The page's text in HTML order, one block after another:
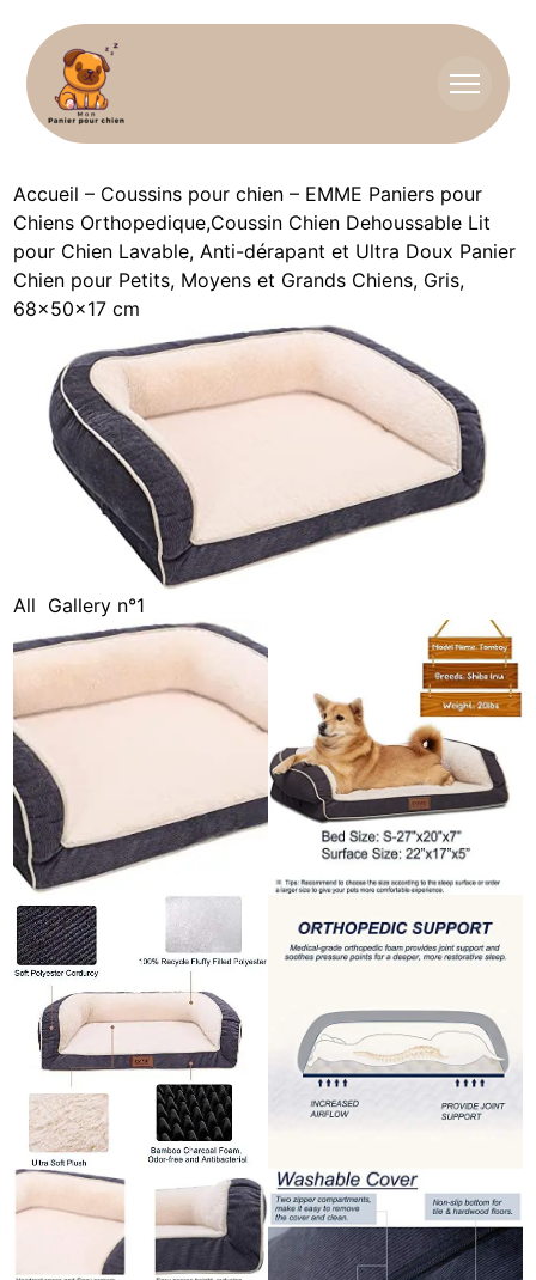
Accueil – Coussins pour chien – EMME Paniers pour
Chiens Orthopedique,Coussin Chien Dehoussable Lit
pour Chien Lavable, Anti-dérapant et Ultra Doux Panier
Chien pour Petits, Moyens et Grands Chiens, Gris,
68x50x17 cm
All Gallery n°1